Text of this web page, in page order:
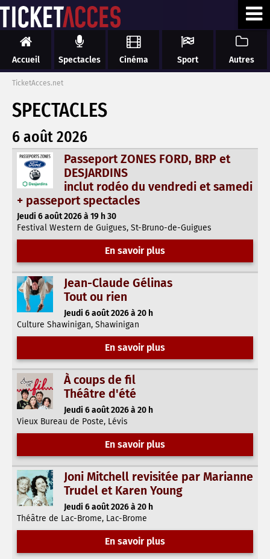
Accueil Spectacles Cinéma Sport Autres
TicketAcces.net
SPECTACLES
6 août 2026
Passeport ZONES FORD, BRP et
DESJARDINS
inclut rodéo du vendredi et samedi
+ passeport spectacles
Jeudi 6 août 2026 à 19 h 30
Festival Western de Guigues, St-Bruno-de-Guigues
En savoir plus
Jean-Claude Gélinas
Tout ou rien
Jeudi 6 août 2026 à 20 h
Culture Shawinigan, Shawinigan
En savoir plus
À coups de fil
Théâtre d'été
Jeudi 6 août 2026 à 20 h
Vieux Bureau de Poste, Lévis
En savoir plus
Joni Mitchell revisitée par Marianne
Trudel et Karen Young
Jeudi 6 août 2026 à 20 h
Théâtre de Lac-Brome, Lac-Brome
En savoir plus